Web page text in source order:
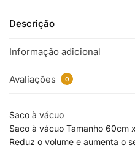
Descrição
Informação adicional
Avaliações 0
Saco à vácuo
Saco à vácuo Tamanho 60cm
Reduz o volume e aumenta o